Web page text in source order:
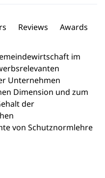
Reviews Awards
im
Unternehmen
Dimension und zum
der
von Schutznormlehre